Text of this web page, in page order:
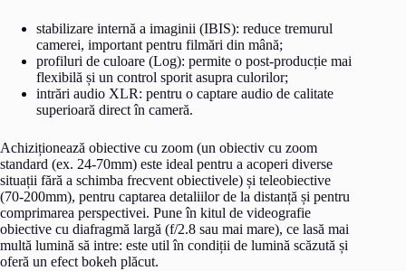
stabilizare internă a imaginii (IBIS): reduce tremurul
camerei, important pentru filmări din mână;
profiluri de culoare (Log): permite o post-producție mai
flexibilă și un control sporit asupra culorilor;
intrări audio XLR: pentru o captare audio de calitate
superioară direct în cameră.
Achiziționează obiective cu zoom (un obiectiv cu zoom
standard (ex. 24-70mm) este ideal pentru a acoperi diverse
situații fără a schimba frecvent obiectivele) și teleobiective
(70-200mm), pentru captarea detaliilor de la distanță și pentru
comprimarea perspectivei. Pune în kitul de videografie
obiective cu diafragmă largă (f/2.8 sau mai mare), ce lasă mai
multă lumină să intre: este util în condiții de lumină scăzută și
oferă un efect bokeh plăcut.